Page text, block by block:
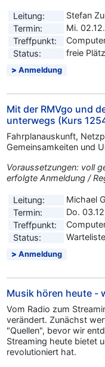
Leitung:
Stefan
Termin:
Mi.
Treffpunkt:
Status:
freie
Anmeldung
Mit der RMVgo und
unterwegs (Kurs
Fahrplanauskunft,
Gemeinsamkeiten und
Voraussetzungen: voll
erfolgte Anmeldung /
Leitung:
Michael
Termin:
Do.
Treffpunkt:
Status:
Warteliste
Anmeldung
Musik hören heute -
Vom Radio zum
verändert. Zunächst
"Quellen", bevor wir
Streaming heute bietet
revolutioniert hat.